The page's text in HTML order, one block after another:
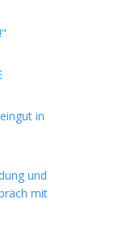
in
und
mit